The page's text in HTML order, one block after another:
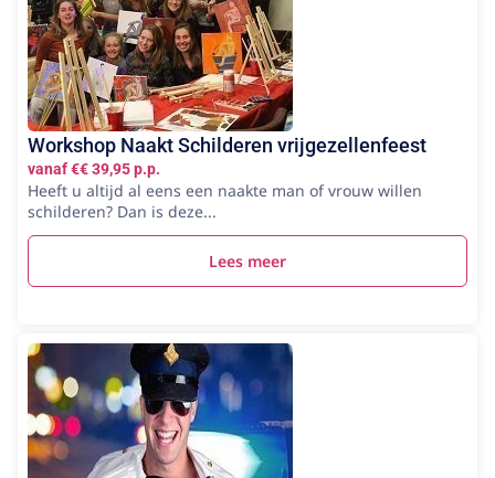
Workshop Naakt Schilderen vrijgezellenfeest
vanaf €€ 39,95 p.p.
Heeft u altijd al eens een naakte man of vrouw willen
schilderen? Dan is deze...
Lees meer